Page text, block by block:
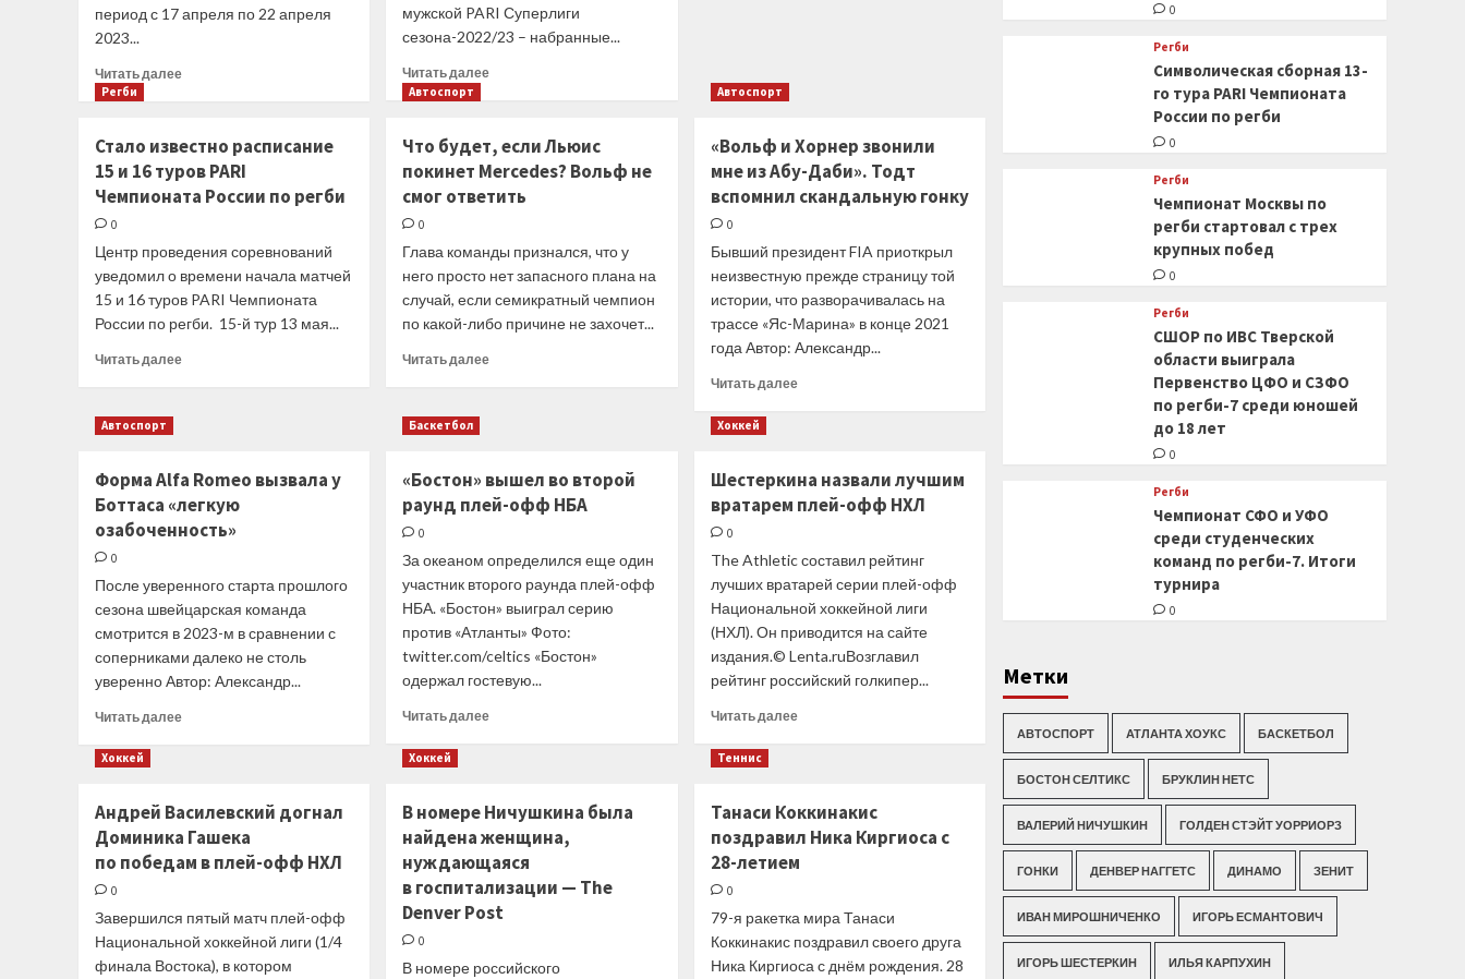
период с 17 апреля по 22 апреля
2023...
Читать далееПрочитать
обучение
по
программе
«Современные
технологии
спортивной
подготовки
волейболе»
мужской PARI Суперлиги
сезона-2022/23 – набранные...
Читать далееПрочитать
Суперлига.
Мужчины.
Лучшие
статистике
в
матчах
серий
5-
лиги
Регби
Стало известно расписание
15 и 16 туров PARI
Чемпионата России по регби
0
Центр проведения соревнований
уведомил о времени начала матчей
15 и 16 туров PARI Чемпионата
России по регби. 15-й тур 13 мая...
Читать далееПрочитать
15
и
Чемпионата
России
по
Автоспорт
Что будет, если Льюис
покинет Mercedes? Вольф не
смог ответить
0
Глава команды признался, что у
него просто нет запасного плана на
случай, если семикратный чемпион
по какой-либо причине не захочет...
Читать далееПрочитать
Льюис
покинет
не
смог
ответить
Автоспорт
«Вольф и Хорнер звонили
мне из Абу-Даби». Тодт
вспомнил скандальную гонку
0
Бывший президент FIA приоткрыл
неизвестную прежде страницу той
истории, что разворачивалась на
трассе «Яс-Марина» в конце 2021
года Автор: Александр...
Читать далееПрочитать
Хорнер
звонили
Абу-
Даби».
Тодт
вспомнил
скандальную
Автоспорт
Форма Alfa Romeo вызвала у
Боттаса «легкую
озабоченность»
0
После уверенного старта прошлого
сезона швейцарская команда
смотрится в 2023-м в сравнении с
соперниками далеко не столь
уверенно Автор: Александр...
Читать далееПрочитать
Romeo
вызвала
у
озабоченность»
Баскетбол
«Бостон» вышел во второй
раунд плей-офф НБА
0
За океаном определился еще один
участник второго раунда плей-офф
НБА. «Бостон» выиграл серию
против «Атланты» Фото:
twitter.com/celtics «Бостон»
одержал гостевую...
Читать далееПрочитать
во
второй
раунд
офф
НБА
Хоккей
Шестеркина назвали лучшим
вратарем плей-офф НХЛ
0
The Athletic составил рейтинг
лучших вратарей серии плей-офф
Национальной хоккейной лиги
(НХЛ). Он приводится на сайте
издания.© Lenta.ruВозглавил
рейтинг российский голкипер...
Читать далееПрочитать
лучшим
вратарем
плей-
Хоккей
Андрей Василевский догнал
Доминика Гашека
по победам в плей-офф НХЛ
0
Завершился пятый матч плей-офф
Национальной хоккейной лиги (1/4
финала Востока), в котором
Хоккей
В номере Ничушкина была
найдена женщина,
нуждающаяся
в госпитализации — The
Denver Post
0
В номере российского
Теннис
Танаси Коккинакис
поздравил Ника Киргиоса с
28-летием
0
79-я ракетка мира Танаси
Коккинакис поздравил своего друга
Ника Киргиоса с днём рождения. 28
0
Регби
Символическая сборная 13-
го тура PARI Чемпионата
России по регби
0
Регби
Чемпионат Москвы по
регби стартовал с трех
крупных побед
0
Регби
СШОР по ИВС Тверской
области выиграла
Первенство ЦФО и СЗФО
по регби-7 среди юношей
до 18 лет
0
Регби
Чемпионат СФО и УФО
среди студенческих
команд по регби-7. Итоги
турнира
0
Метки
АВТОСПОРТ АТЛАНТА ХОУКС БАСКЕТБОЛ
БОСТОН СЕЛТИКС БРУКЛИН НЕТС
ВАЛЕРИЙ НИЧУШКИН ГОЛДЕН СТЭЙТ УОРРИОРЗ
ГОНКИ ДЕНВЕР НАГГЕТС ДИНАМО ЗЕНИТ
ИВАН МИРОШНИЧЕНКО ИГОРЬ ЕСМАНТОВИЧ
ИГОРЬ ШЕСТЕРКИН ИЛЬЯ КАРПУХИН